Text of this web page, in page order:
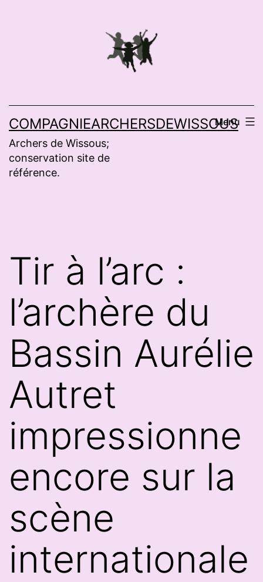
COMPAGNIEARCHERSDEWISSOUS
Archers de Wissous;
conservation site de
référence.
Menu
Tir à l’arc :
l’archère du
Bassin Aurélie
Autret
impressionne
encore sur la
scène
internationale